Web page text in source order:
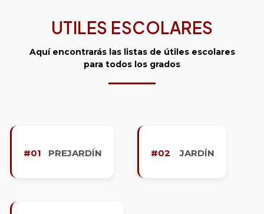
UTILES ESCOLARES
Aquí encontrarás las listas de útiles escolares
para todos los grados
#01 PREJARDÍN #02 JARDÍN